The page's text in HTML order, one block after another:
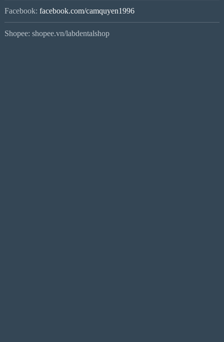
Facebook: facebook.com/camquyen1996
Shopee: shopee.vn/labdentalshop